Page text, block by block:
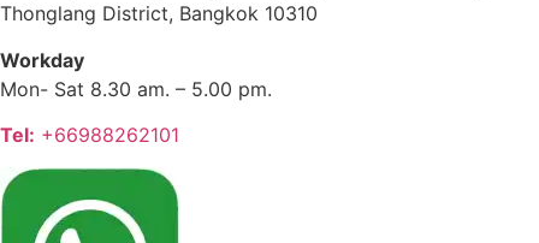
Thonglang District, Bangkok 10310
Workday
Mon- Sat 8.30 am. – 5.00 pm.
Tel: +66988262101